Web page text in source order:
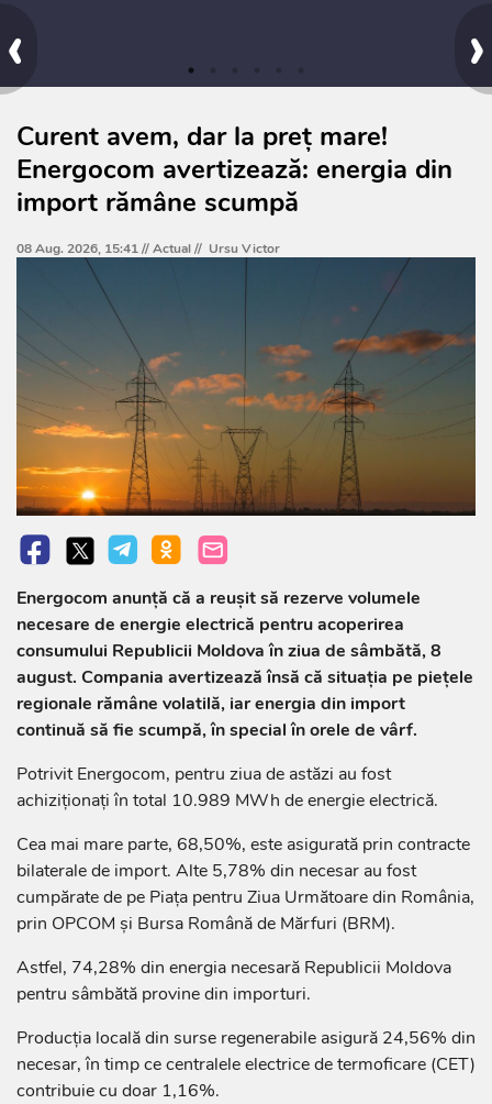
›
‹
Curent avem, dar la preț mare!
Energocom avertizează: energia din
import rămâne scumpă
08 Aug. 2026, 15:41 //Actual// Ursu Victor
Energocom anunță că a reușit să rezerve volumele
necesare de energie electrică pentru acoperirea
consumului Republicii Moldova în ziua de sâmbătă, 8
august. Compania avertizează însă că situația pe piețele
regionale rămâne volatilă, iar energia din import
continuă să fie scumpă, în special în orele de vârf.
Potrivit Energocom, pentru ziua de astăzi au fost
achiziționați în total 10.989 MWh de energie electrică.
Cea mai mare parte, 68,50%, este asigurată prin contracte
bilaterale de import. Alte 5,78% din necesar au fost
cumpărate de pe Piața pentru Ziua Următoare din România,
prin OPCOM și Bursa Română de Mărfuri (BRM).
Astfel, 74,28% din energia necesară Republicii Moldova
pentru sâmbătă provine din importuri.
Producția locală din surse regenerabile asigură 24,56% din
necesar, în timp ce centralele electrice de termoficare (CET)
contribuie cu doar 1,16%.